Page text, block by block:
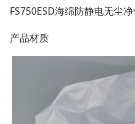
FS750ESD海绵防静电无尘
产品材质